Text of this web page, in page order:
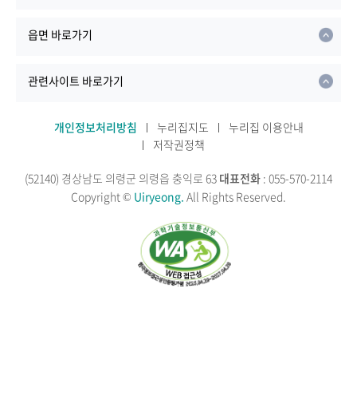
읍면 바로가기
관련사이트 바로가기
개인정보처리방침 누리집지도
누리집 이용안내
저작권정책
(52140) 경상남도 의령군 의령읍 충익로 63 대표전화 : 055-570-2114
Copyright © Uiryeong. All Rights Reserved.